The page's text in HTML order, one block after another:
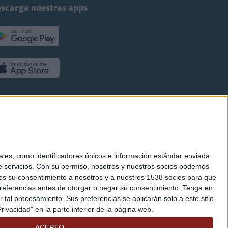
como identificadores únicos e información estándar enviada
servicios. Con su permiso, nosotros y nuestros socios podemos
su consentimiento a nosotros y a nuestros 1538 socios para que
antes de otorgar o negar su consentimiento. Tenga en
procesamiento. Sus preferencias se aplicarán solo a este sitio
en la parte inferior de la página web.
nuestras apps